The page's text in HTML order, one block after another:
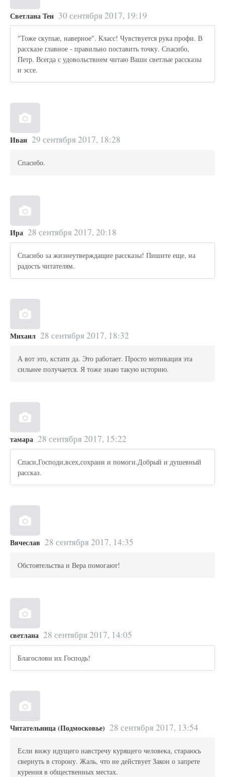
Светлана Тен 30 сентября 2017, 19:19
"Тоже скупые, наверное". Класс! Чувствуется рука профи. В
рассказе главное - правильно поставить точку. Спасибо,
Петр. Всегда с удовольствием читаю Ваши светлые рассказы
и эссе.
Иван 29 сентября 2017, 18:28
Спасибо.
Ира 28 сентября 2017, 20:18
Спасибо за жизнеутверждащие рассказы! Пишите еще, на
радость читателям.
Михаил 28 сентября 2017, 18:32
А вот это, кстати да. Это работает. Просто мотивация эта
сильнее получается. Я тоже знаю такую историю.
тамара 28 сентября 2017, 15:22
Спаси,Господи,всех,сохрани и помоги.Добрый и душевный
рассказ.
Вячеслав 28 сентября 2017, 14:35
Обстоятельства и Вера помогают!
светлана 28 сентября 2017, 14:05
Благослови их Господь!
Читательница (Подмосковье) 28 сентября 2017, 13:54
Если вижу идущего навстречу курящего человека, стараюсь
свернуть в сторону. Жаль, что не действует Закон о запрете
курения в общественных местах.